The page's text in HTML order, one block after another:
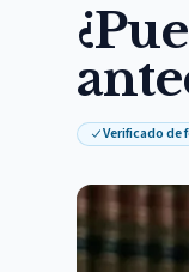
Verificado